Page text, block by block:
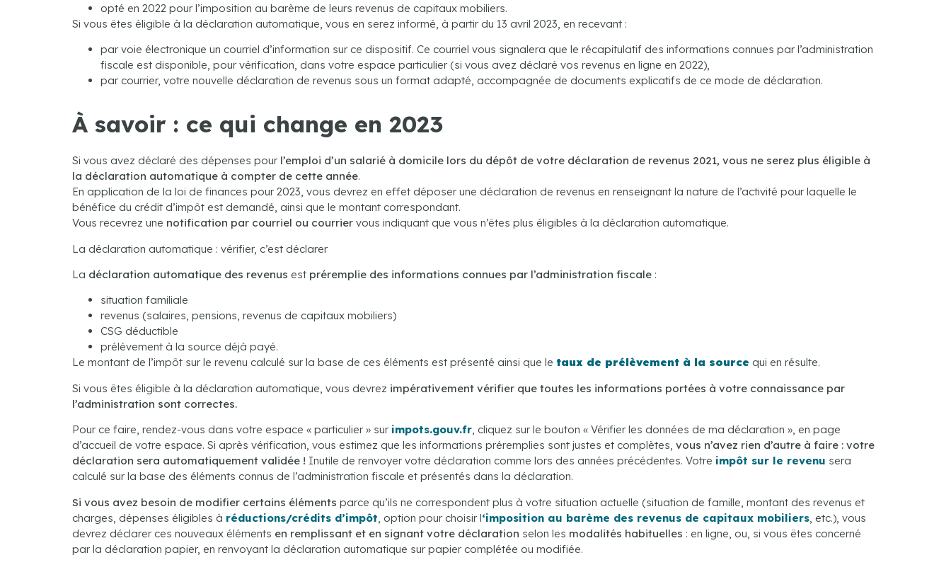
opté en 2022 pour l’imposition au barème de leurs revenus de capitaux mobiliers.
Si vous êtes éligible à la déclaration automatique, vous en serez informé, à partir du 13 avril 2023, en recevant :
par voie électronique un courriel d’information sur ce dispositif. Ce courriel vous signalera que le récapitulatif des informations connues par l’administration
fiscale est disponible, pour vérification, dans votre espace particulier (si vous avez déclaré vos revenus en ligne en 2022),
par courrier, votre nouvelle déclaration de revenus sous un format adapté, accompagnée de documents explicatifs de ce mode de déclaration.
À savoir : ce qui change en 2023
Si vous avez déclaré des dépenses pour l’emploi d’un salarié à domicile lors du dépôt de votre déclaration de revenus 2021, vous ne serez plus éligible à
la déclaration automatique à compter de cette année.
En application de la loi de finances pour 2023, vous devrez en effet déposer une déclaration de revenus en renseignant la nature de l’activité pour laquelle le
bénéfice du crédit d’impôt est demandé, ainsi que le montant correspondant.
Vous recevrez une notification par courriel ou courrier vous indiquant que vous n’êtes plus éligibles à la déclaration automatique.
La déclaration automatique : vérifier, c’est déclarer
La déclaration automatique des revenus est préremplie des informations connues par l’administration fiscale :
situation familiale
revenus (salaires, pensions, revenus de capitaux mobiliers)
CSG déductible
prélèvement à la source déjà payé.
Le montant de l’impôt sur le revenu calculé sur la base de ces éléments est présenté ainsi que le taux de prélèvement à la source qui en résulte.
Si vous êtes éligible à la déclaration automatique, vous devrez impérativement vérifier que toutes les informations portées à votre connaissance par
l’administration sont correctes.
Pour ce faire, rendez-vous dans votre espace « particulier » sur impots.gouv.fr, cliquez sur le bouton « Vérifier les données de ma déclaration », en page
d’accueil de votre espace. Si après vérification, vous estimez que les informations préremplies sont justes et complètes, vous n’avez rien d’autre à faire : votre
déclaration sera automatiquement validée ! Inutile de renvoyer votre déclaration comme lors des années précédentes. Votre impôt sur le revenu sera
calculé sur la base des éléments connus de l’administration fiscale et présentés dans la déclaration.
Si vous avez besoin de modifier certains éléments parce qu’ils ne correspondent plus à votre situation actuelle (situation de famille, montant des revenus et
charges, dépenses éligibles à réductions/crédits d’impôt , option pour choisir l‘imposition au barème des revenus de capitaux mobiliers , etc.), vous
devrez déclarer ces nouveaux éléments en remplissant et en signant votre déclaration selon les modalités habituelles : en ligne, ou, si vous êtes concerné
par la déclaration papier, en renvoyant la déclaration automatique sur papier complétée ou modifiée.